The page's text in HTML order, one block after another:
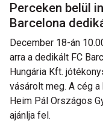
Perceken belül
Barcelona
December 18-án
arra a dedikált FC
Hungária Kft.
vásárolt meg. A cég
Heim Pál Országos
ajánlja fel.